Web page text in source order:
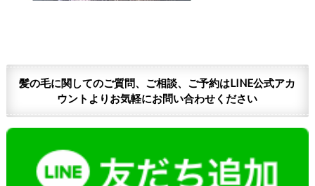
髪の毛に関してのご質問、ご相談、ご予約はLINE公式アカ
ウントよりお気軽にお問い合わせください